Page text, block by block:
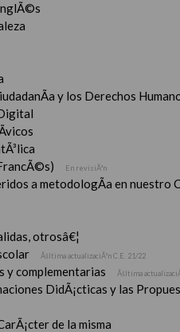
y los Derechos
En revisiÃ³n
a metodologÃ­a en nuestro
otrosâ€¦
Ãšltima actualizaciÃ³n C.E. 21/22
y complementarias Ãšltima
DidÃ¡cticas y las
de la misma